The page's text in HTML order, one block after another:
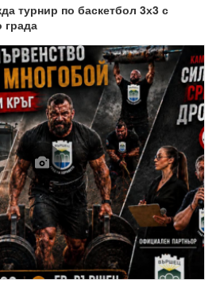
турнир по баскетбол 3х3 с
града